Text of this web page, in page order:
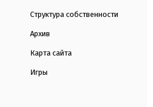
Структура собственности
Архив
Карта сайта
Игры